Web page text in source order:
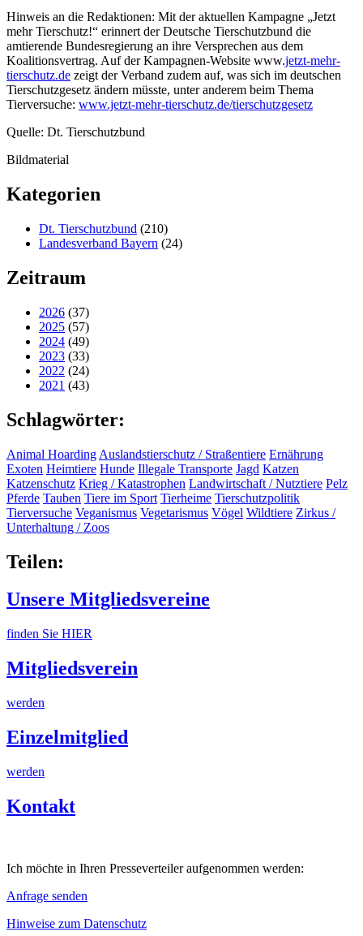
Hinweis an die Redaktionen: Mit der aktuellen Kampagne „Jetzt
mehr Tierschutz!“ erinnert der Deutsche Tierschutzbund die
amtierende Bundesregierung an ihre Versprechen aus dem
Koalitionsvertrag. Auf der Kampagnen-Website www.jetzt-mehr-
tierschutz.de zeigt der Verband zudem auf, was sich im deutschen
Tierschutzgesetz ändern müsste, unter anderem beim Thema
Tierversuche: www.jetzt-mehr-tierschutz.de/tierschutzgesetz
Quelle: Dt. Tierschutzbund
Bildmaterial
Kategorien
Dt. Tierschutzbund (210)
Landesverband Bayern (24)
Zeitraum
2026 (37)
2025 (57)
2024 (49)
2023 (33)
2022 (24)
2021 (43)
Schlagwörter:
Animal Hoarding Auslandstierschutz / Straßentiere Ernährung
Exoten Heimtiere Hunde Illegale Transporte Jagd Katzen
Katzenschutz Krieg / Katastrophen Landwirtschaft / Nutztiere Pelz
Pferde Tauben Tiere im Sport Tierheime Tierschutzpolitik
Tierversuche Veganismus Vegetarismus Vögel Wildtiere Zirkus /
Unterhaltung / Zoos
Teilen:
Unsere Mitgliedsvereine
finden Sie HIER
Mitgliedsverein
werden
Einzelmitglied
werden
Kontakt
Ich möchte in Ihren Presseverteiler aufgenommen werden:
Anfrage senden
Hinweise zum Datenschutz